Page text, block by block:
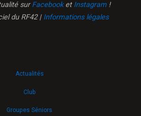
surFacebooket Instagram !
du RF42 | Informations légales
Actualités
Club
Groupes Séniors